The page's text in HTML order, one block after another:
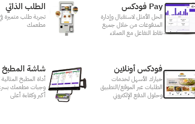
Pay فودكس
الحل الأمثل لاستقبال وإدارة
المدفوعات من خلال جميع
نقاط التفاعل مع العملاء
الطلب الذاتي
تجربة طلب متميزة
مطعمك‎
فودكس أونلاين
خيارك الأسهل لخدمات
الطلبات عبر الموقع/التطبيق
وحلول الدفع الإلكتروني
شاشة المطبخ
أداة المطبخ
وجبات مطعمك
أكبر وكفاءة أعلى